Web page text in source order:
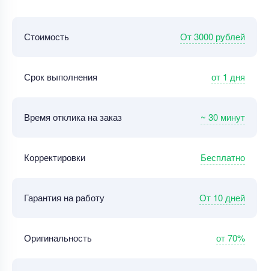
Стоимость От 3000 рублей
Срок выполнения от 1 дня
Время отклика на заказ ~ 30 минут
Корректировки Бесплатно
Гарантия на работу От 10 дней
Оригинальность от 70%